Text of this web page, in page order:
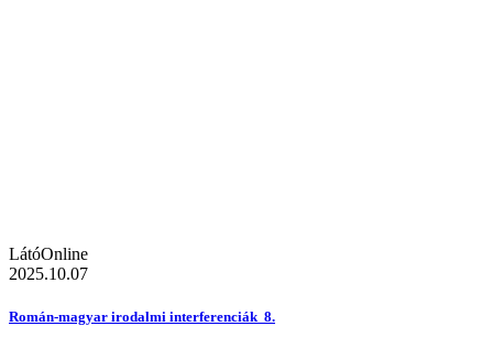
LátóOnline
2025.10.07
Román-magyar irodalmi interferenciák 8.